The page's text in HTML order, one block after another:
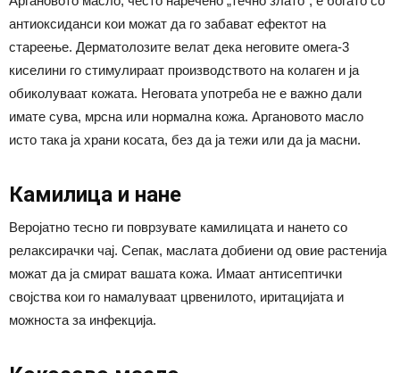
антиоксиданси кои можат да го забават ефектот на
стареење. Дерматолозите велат дека неговите омега-3
киселини го стимулираат производството на колаген и ја
обиколуваат кожата. Неговата употреба не е важно дали
имате сува, мрсна или нормална кожа. Аргановото масло
исто така ја храни косата, без да ја тежи или да ја масни.
Камилица и нане
Веројатно тесно ги поврзувате камилицата и нането со
релаксирачки чај. Сепак, маслата добиени од овие растенија
можат да ја смират вашата кожа. Имаат антисептички
својства кои го намалуваат црвенилото, иритацијата и
можноста за инфекција.